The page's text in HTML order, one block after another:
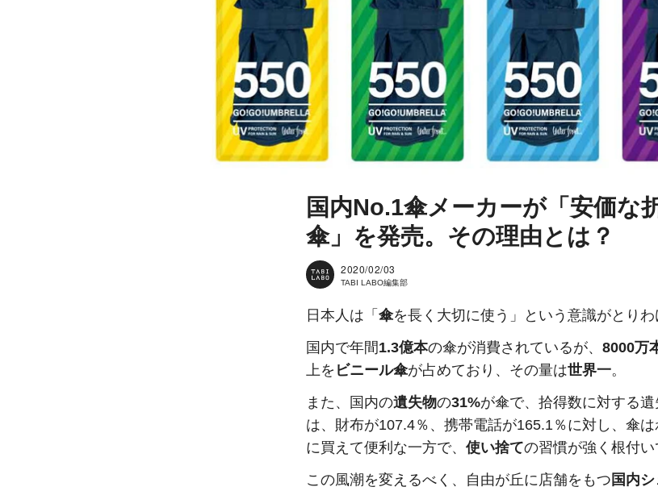
国内No.1傘メーカーが「安価な
傘」を発売。その理由とは？
2020/02/03
TABI LABO編集部
日本人は「 傘を長く大切に使う」という意識がとりわ
国内で年間1.3億本の傘が消費されているが、 8000万
上を ビニール傘が占めており、その量は世界一。
また、国内の遺失物の31%が傘で、拾得数に対する
は、財布が107.4％、携帯電話が165.1％に対し、傘
に買えて便利な一方で、 使い捨ての習慣が強く根付い
この風潮を変えるべく、自由が丘に店舗をもつ 国内